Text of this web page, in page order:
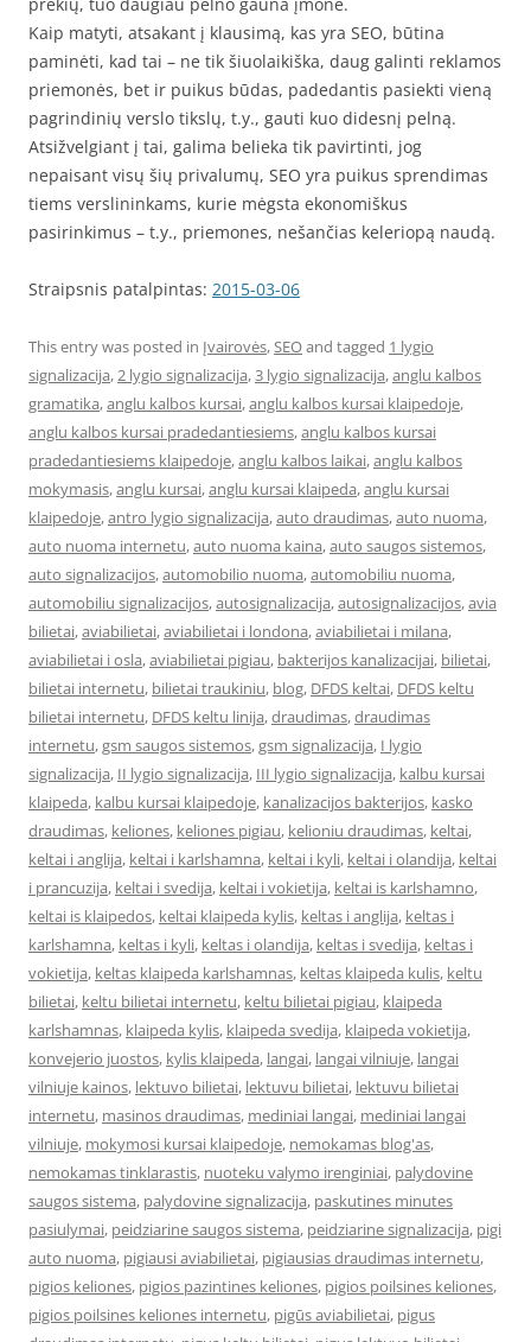
Kaip matyti, atsakant į klausimą, kas yra SEO, būtina
paminėti, kad tai – ne tik šiuolaikiška, daug galinti reklamos
priemonės, bet ir puikus būdas, padedantis pasiekti vieną
pagrindinių verslo tikslų, t.y., gauti kuo didesnį pelną.
Atsižvelgiant į tai, galima belieka tik pavirtinti, jog
nepaisant visų šių privalumų, SEO yra puikus sprendimas
tiems verslininkams, kurie mėgsta ekonomiškus
pasirinkimus – t.y., priemones, nešančias keleriopą naudą.
Straipsnis patalpintas: 2015-03-06
This entry was posted in Įvairovės,SEOand tagged 1 lygio
signalizacija,2 lygio signalizacija,3 lygio signalizacija,anglu kalbos
gramatika,anglu kalbos kursai,anglu kalbos kursai klaipedoje,
anglu kalbos kursai pradedantiesiems,anglu kalbos kursai
pradedantiesiems klaipedoje,anglu kalbos laikai,anglu kalbos
mokymasis,anglu kursai,anglu kursai klaipeda,anglu kursai
klaipedoje,antro lygio signalizacija,auto draudimas,auto nuoma,
auto nuoma internetu,auto nuoma kaina,auto saugos sistemos,
auto signalizacijos,automobilio nuoma,automobiliu nuoma,
automobiliu signalizacijos,autosignalizacija,autosignalizacijos,avia
bilietai,aviabilietai,aviabilietai i londona,aviabilietai i milana,
aviabilietai i osla,aviabilietai pigiau, bakterijos kanalizacijai, bilietai,
bilietai internetu, bilietai traukiniu, blog, DFDS keltai, DFDS keltu
bilietai internetu, DFDS keltu linija,draudimas,draudimas
internetu,gsm saugos sistemos,gsm signalizacija, I lygio
signalizacija, II lygio signalizacija, III lygio signalizacija, kalbu kursai
klaipeda, kalbu kursai klaipedoje, kanalizacijos bakterijos, kasko
draudimas, keliones, keliones pigiau, kelioniu draudimas, keltai,
keltai i anglija, keltai i karlshamna, keltai i kyli, keltai i olandija, keltai
i prancuzija, keltai i svedija, keltai i vokietija, keltai is karlshamno,
keltai is klaipedos, keltai klaipeda kylis, keltas i anglija, keltas i
karlshamna, keltas i kyli, keltas i olandija, keltas i svedija, keltas i
vokietija, keltas klaipeda karlshamnas, keltas klaipeda kulis, keltu
bilietai, keltu bilietai internetu, keltu bilietai pigiau, klaipeda
karlshamnas, klaipeda kylis, klaipeda svedija, klaipeda vokietija,
konvejerio juostos, kylis klaipeda, langai, langai vilniuje, langai
vilniuje kainos, lektuvo bilietai, lektuvu bilietai, lektuvu bilietai
internetu, masinos draudimas, mediniai langai, mediniai langai
vilniuje, mokymosi kursai klaipedoje, nemokamas blog'as,
nemokamas tinklarastis, nuoteku valymo irenginiai, palydovine
saugos sistema, palydovine signalizacija, paskutines minutes
pasiulymai, peidziarine saugos sistema, peidziarine signalizacija, pigi
auto nuoma, pigiausi aviabilietai, pigiausias draudimas internetu,
pigios keliones, pigios pazintines keliones, pigios poilsines keliones,
pigios poilsines keliones internetu, pigūs aviabilietai, pigus